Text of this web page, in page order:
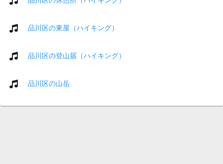
品川区の東屋（ハイキング）
品川区の登山届（ハイキング）
品川区の山岳